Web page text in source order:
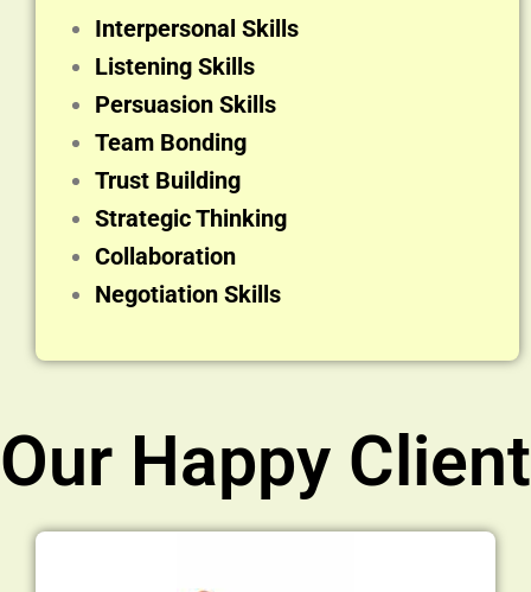
Interpersonal Skills
Listening Skills
Persuasion Skills
Team Bonding
Trust Building
Strategic Thinking
Collaboration
​Negotiation Skills
Our Happy Client